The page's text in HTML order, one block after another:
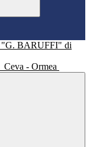
Ceva - Ormea